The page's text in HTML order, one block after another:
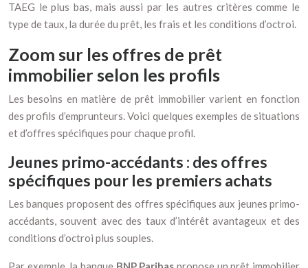
TAEG le plus bas, mais aussi par les autres critères comme le
type de taux, la durée du prêt, les frais et les conditions d’octroi.
Zoom sur les offres de prêt
immobilier selon les profils
Les besoins en matière de prêt immobilier varient en fonction
des profils d’emprunteurs. Voici quelques exemples de situations
et d’offres spécifiques pour chaque profil.
Jeunes primo-accédants : des offres
spécifiques pour les premiers achats
Les banques proposent des offres spécifiques aux jeunes primo-
accédants, souvent avec des taux d’intérêt avantageux et des
conditions d’octroi plus souples.